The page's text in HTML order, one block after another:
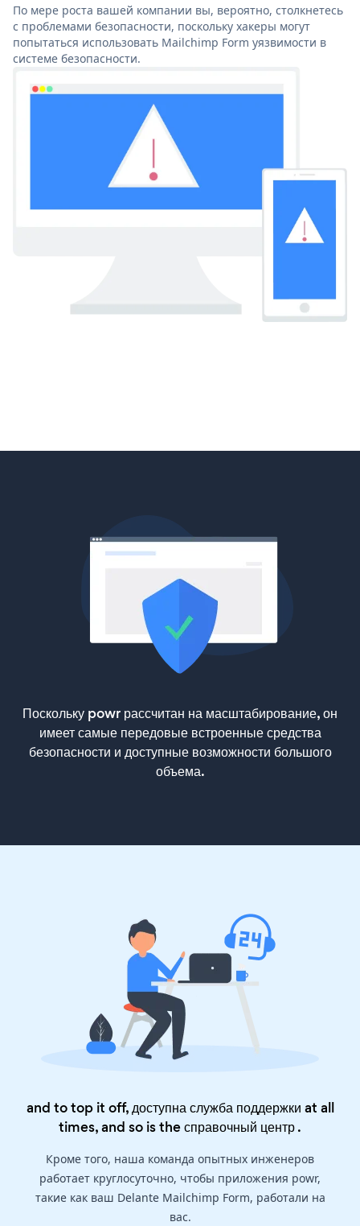
По мере роста вашей компании вы, вероятно, столкнетесь
с проблемами безопасности, поскольку хакеры могут
попытаться использовать Mailchimp Form уязвимости в
системе безопасности.
Поскольку powr рассчитан на масштабирование, он
имеет самые передовые встроенные средства
безопасности и доступные возможности большого
объема.
and to top it off, доступна служба поддержки at all
times, and so is theсправочный центр.
Кроме того, наша команда опытных инженеров
работает круглосуточно, чтобы приложения powr,
такие как ваш Delante Mailchimp Form, работали на
вас.